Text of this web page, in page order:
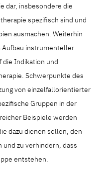
dar, insbesondere die
spezifisch sind und
ausmachen. Weiterhin
Aufbau instrumenteller
die Indikation und
Schwerpunkte des
von einzelfallorientierter
Gruppen in der
Beispiele werden
dazu dienen sollen, den
und zu verhindern, dass
entstehen.